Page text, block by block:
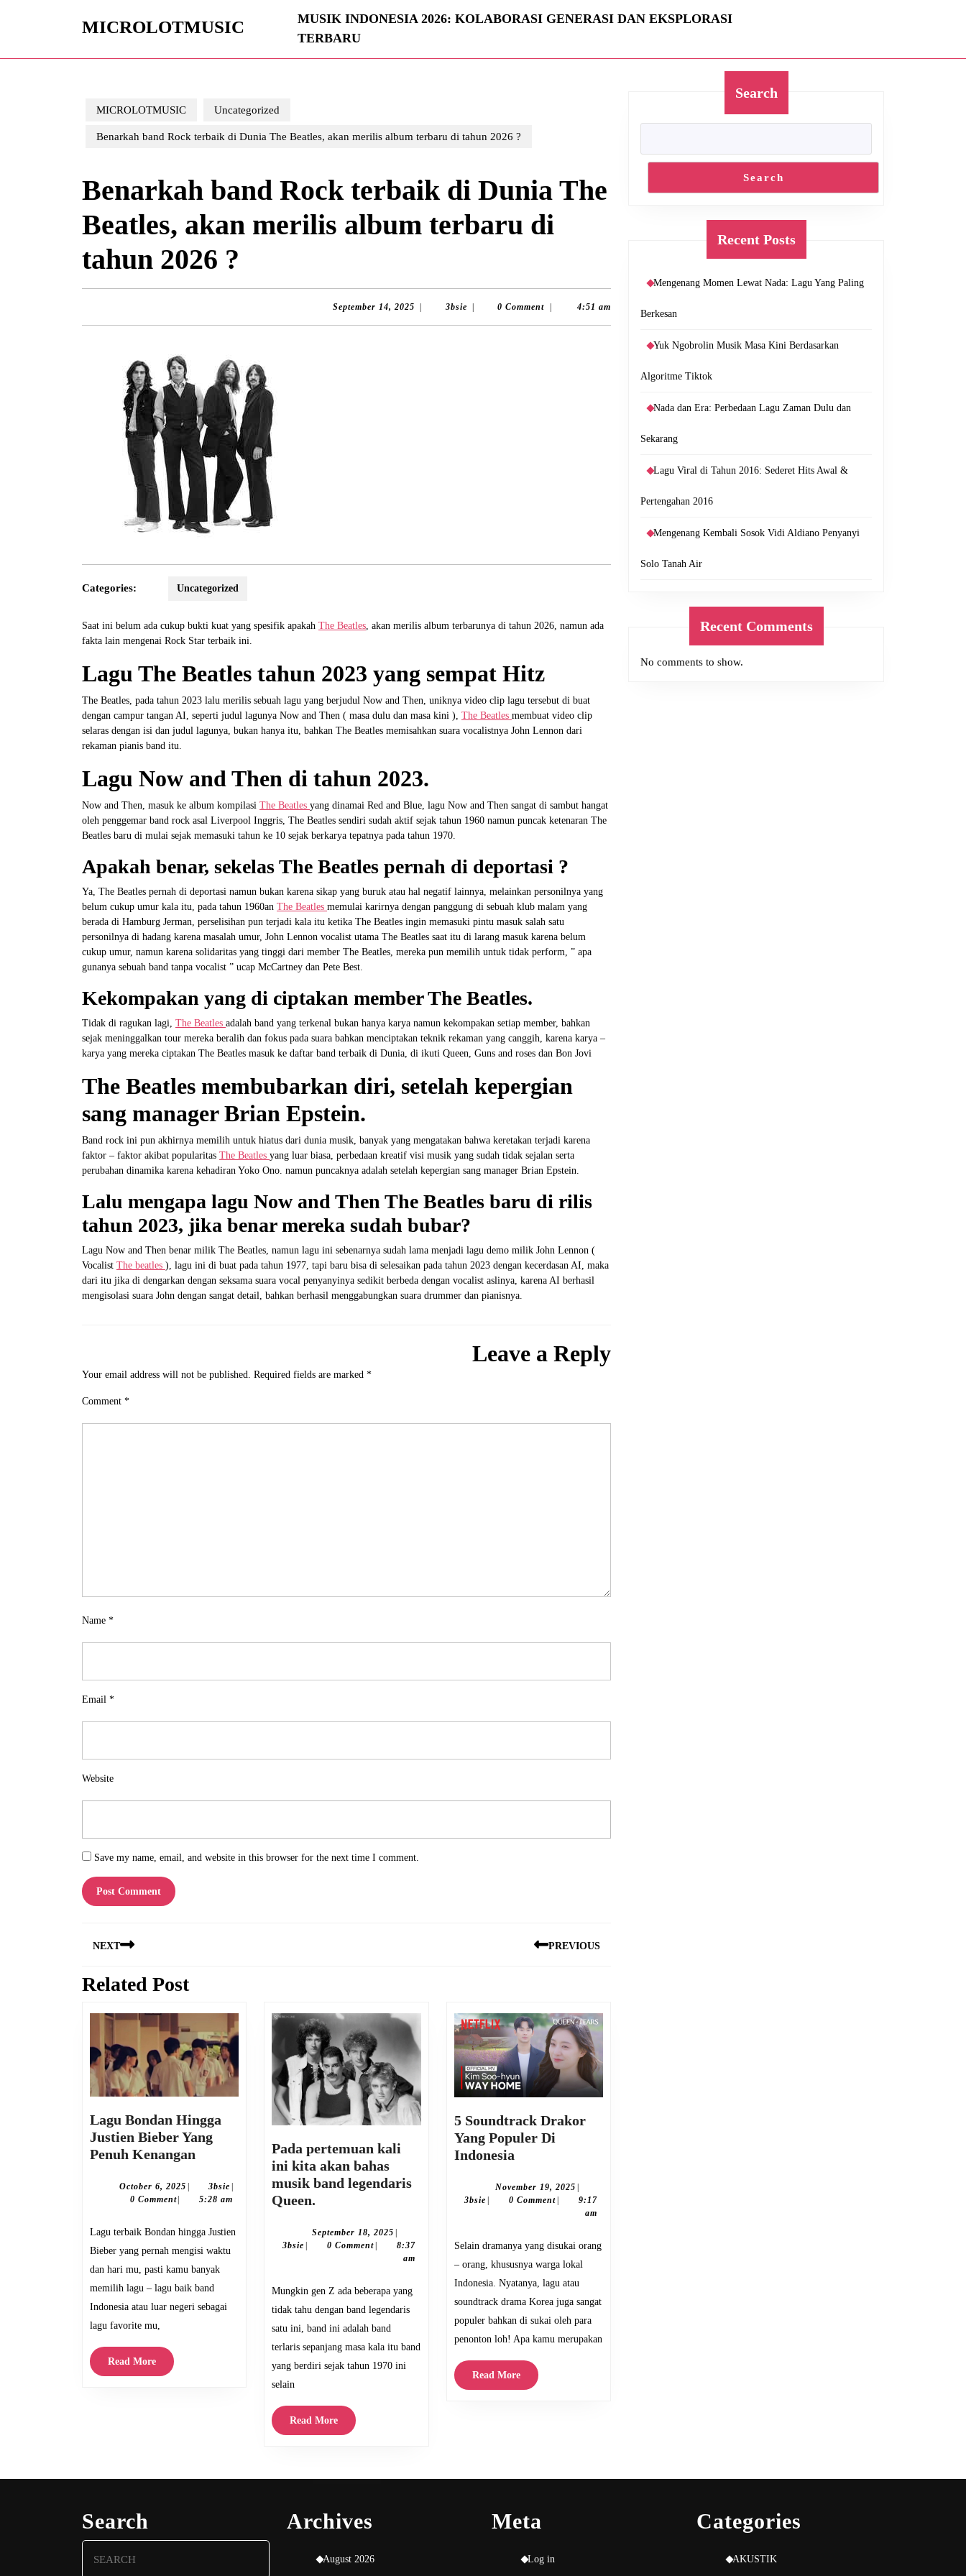
MICROLOTMUSIC
MUSIK INDONESIA 2026: KOLABORASI GENERASI DAN EKSPLORASI
TERBARU
MICROLOTMUSIC Uncategorized
Benarkah band Rock terbaik di Dunia The Beatles, akan merilis album terbaru di tahun 2026 ?
Benarkah band Rock terbaik di Dunia The
Beatles, akan merilis album terbaru di
tahun 2026 ?
September 14, 2025
September
3bsie 3bsie0 Comment 4:51 am
Categories: Uncategorized
Saat ini belum ada cukup bukti kuat yang spesifik apakah The Beatles, akan merilis album terbarunya di tahun 2026, namun ada
fakta lain mengenai Rock Star terbaik ini.
Lagu The Beatles tahun 2023 yang sempat Hitz
The Beatles, pada tahun 2023 lalu merilis sebuah lagu yang berjudul Now and Then, uniknya video clip lagu tersebut di buat
dengan campur tangan AI, seperti judul lagunya Now and Then ( masa dulu dan masa kini ), The Beatles membuat video clip
selaras dengan isi dan judul lagunya, bukan hanya itu, bahkan The Beatles memisahkan suara vocalistnya John Lennon dari
rekaman pianis band itu.
Lagu Now and Then di tahun 2023.
Now and Then, masuk ke album kompilasi The Beatles yang dinamai Red and Blue, lagu Now and Then sangat di sambut hangat
oleh penggemar band rock asal Liverpool Inggris, The Beatles sendiri sudah aktif sejak tahun 1960 namun puncak ketenaran The
Beatles baru di mulai sejak memasuki tahun ke 10 sejak berkarya tepatnya pada tahun 1970.
Apakah benar, sekelas The Beatles pernah di deportasi ?
Ya, The Beatles pernah di deportasi namun bukan karena sikap yang buruk atau hal negatif lainnya, melainkan personilnya yang
belum cukup umur kala itu, pada tahun 1960an The Beatles memulai karirnya dengan panggung di sebuah klub malam yang
berada di Hamburg Jerman, perselisihan pun terjadi kala itu ketika The Beatles ingin memasuki pintu masuk salah satu
personilnya di hadang karena masalah umur, John Lennon vocalist utama The Beatles saat itu di larang masuk karena belum
cukup umur, namun karena solidaritas yang tinggi dari member The Beatles, mereka pun memilih untuk tidak perform, ” apa
gunanya sebuah band tanpa vocalist ” ucap McCartney dan Pete Best.
Kekompakan yang di ciptakan member The Beatles.
Tidak di ragukan lagi, The Beatles adalah band yang terkenal bukan hanya karya namun kekompakan setiap member, bahkan
sejak meninggalkan tour mereka beralih dan fokus pada suara bahkan menciptakan teknik rekaman yang canggih, karena karya –
karya yang mereka ciptakan The Beatles masuk ke daftar band terbaik di Dunia, di ikuti Queen, Guns and roses dan Bon Jovi
The Beatles membubarkan diri, setelah kepergian
sang manager Brian Epstein.
Band rock ini pun akhirnya memilih untuk hiatus dari dunia musik, banyak yang mengatakan bahwa keretakan terjadi karena
faktor – faktor akibat popularitas The Beatles yang luar biasa, perbedaan kreatif visi musik yang sudah tidak sejalan serta
perubahan dinamika karena kehadiran Yoko Ono. namun puncaknya adalah setelah kepergian sang manager Brian Epstein.
Lalu mengapa lagu Now and Then The Beatles baru di rilis
tahun 2023, jika benar mereka sudah bubar?
Lagu Now and Then benar milik The Beatles, namun lagu ini sebenarnya sudah lama menjadi lagu demo milik John Lennon (
Vocalist The beatles ), lagu ini di buat pada tahun 1977, tapi baru bisa di selesaikan pada tahun 2023 dengan kecerdasan AI, maka
dari itu jika di dengarkan dengan seksama suara vocal penyanyinya sedikit berbeda dengan vocalist aslinya, karena AI berhasil
mengisolasi suara John dengan sangat detail, bahkan berhasil menggabungkan suara drummer dan pianisnya.
Leave a Reply
Your email address will not be published. Required fields are marked *
Comment *
Name *
Email *
Website
Save my name, email, and website in this browser for the next time I comment.
navigation
PREVIOUS
NEXT
Next
Related Post
Lagu Bondan Hingga
Justien Bieber Yang
Penuh Kenangan
Hingga
Justien
Yang
Penuh
Kenangan
October 6, 2025
October
6,
3bsie
0 Comment
5:28 am
Lagu terbaik Bondan hingga Justien
Bieber yang pernah mengisi waktu
dan hari mu, pasti kamu banyak
memilih lagu – lagu baik band
Indonesia atau luar negeri sebagai
lagu favorite mu,
Read MoreRead
More
Pada pertemuan kali
ini kita akan bahas
musik band legendaris
Queen.
kali
ini
akan
bahas
musik
band
legendaris
Queen.
September 18, 2025
18,
2025
|
3bsie
3bsie
| 0 Comment|
8:37
am
Mungkin gen Z ada beberapa yang
tidak tahu dengan band legendaris
satu ini, band ini adalah band
terlaris sepanjang masa kala itu band
yang berdiri sejak tahun 1970 ini
selain
Read MoreRead
More
5 Soundtrack Drakor
Yang Populer Di
Indonesia5
Drakor
Yang
Di
Indonesia
November 19, 2025
19,
2025
|
3bsie
3bsie
| 0 Comment|
9:17
am
Selain dramanya yang disukai orang
– orang, khususnya warga lokal
Indonesia. Nyatanya, lagu atau
soundtrack drama Korea juga sangat
populer bahkan di sukai oleh para
penonton loh! Apa kamu merupakan
Read MoreRead
More
Search
Search
Recent Posts
Mengenang Momen Lewat Nada: Lagu Yang Paling
Berkesan
Yuk Ngobrolin Musik Masa Kini Berdasarkan
Algoritme Tiktok
Nada dan Era: Perbedaan Lagu Zaman Dulu dan
Sekarang
Lagu Viral di Tahun 2016: Sederet Hits Awal &
Pertengahan 2016
Mengenang Kembali Sosok Vidi Aldiano Penyanyi
Solo Tanah Air
Recent Comments
No comments to show.
Search
Search
for:
Archives
August 2026
Meta
Log in
Categories
AKUSTIK